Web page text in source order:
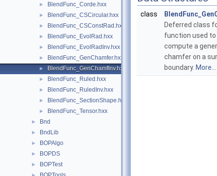
► BlendFunc_Corde.hxx
► BlendFunc_CSCircular.hxx
► BlendFunc_CSConstRad.hxx
► BlendFunc_EvolRad.hxx
► BlendFunc_EvolRadInv.hxx
► BlendFunc_GenChamfer.hxx
► BlendFunc_GenChamfInv.hxx
► BlendFunc_Ruled.hxx
► BlendFunc_RuledInv.hxx
► BlendFunc_SectionShape.hxx
► BlendFunc_Tensor.hxx
► Bnd
► BndLib
► BOPAlgo
► BOPDS
► BOPTest
class
Deferred class
function used to
compute a
chamfer on a
boundary. More...